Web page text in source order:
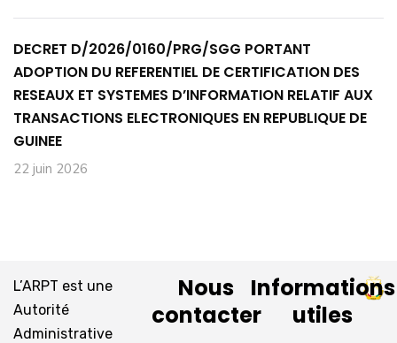
DECRET D/2026/0160/PRG/SGG PORTANT
ADOPTION DU REFERENTIEL DE CERTIFICATION DES
RESEAUX ET SYSTEMES D’INFORMATION RELATIF AUX
TRANSACTIONS ELECTRONIQUES EN REPUBLIQUE DE
GUINEE
22 juin 2026
L’ARPT est une
Autorité
Administrative
Nous
contacter
Informations
utiles